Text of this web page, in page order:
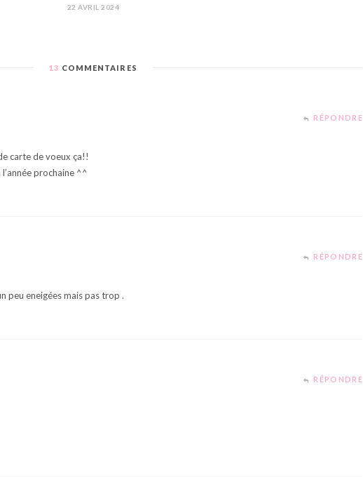
22 AVRIL 2024
13 COMMENTAIRES
RÉPONDRE
carte de voeux ça!!
prochaine ^^
RÉPONDRE
peu eneigées mais pas trop .
RÉPONDRE